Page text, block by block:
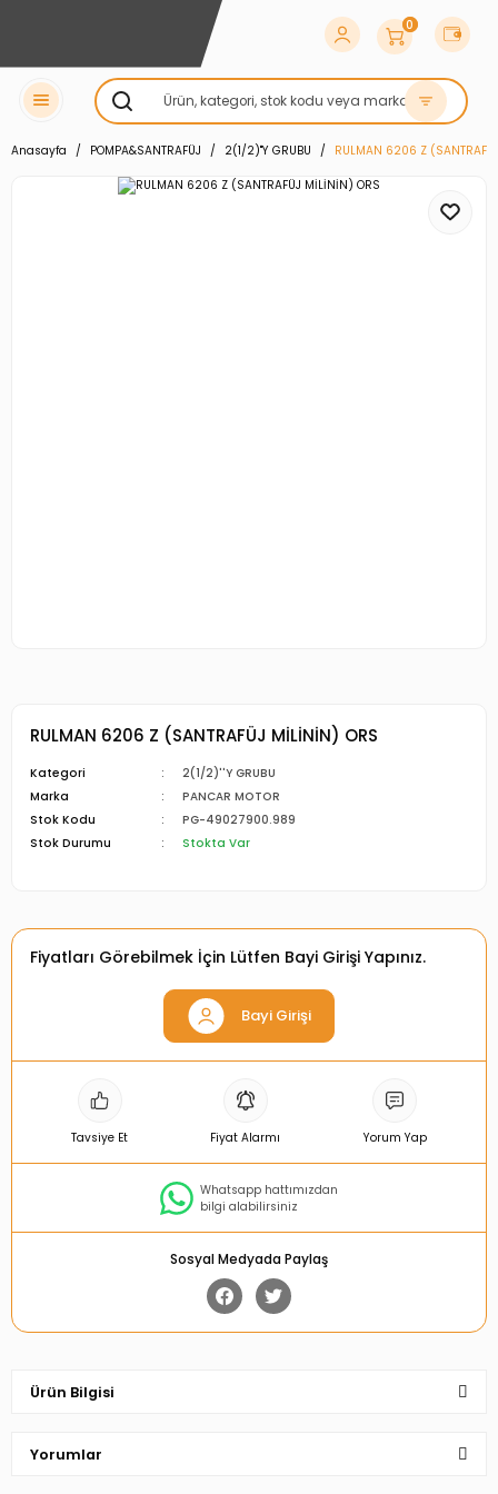
0
Anasayfa POMPA&SANTRAFÜJ 2(1/2)''Y GRUBU RULMAN 6206 Z
RULMAN 6206 Z (SANTRAFÜJ MİLİNİN) ORS
Kategori
2(1/2)''Y GRUBU
Marka
PANCAR MOTOR
Stok Kodu
PG-49027900.989
Stok Durumu
Stokta Var
Fiyatları Görebilmek İçin Lütfen Bayi Girişi Yapınız.
Bayi Girişi
Tavsiye Et Fiyat Alarmı Yorum Yap
Whatsapp hattımızdan
bilgi alabilirsiniz
Sosyal Medyada Paylaş
Ürün Bilgisi
Yorumlar